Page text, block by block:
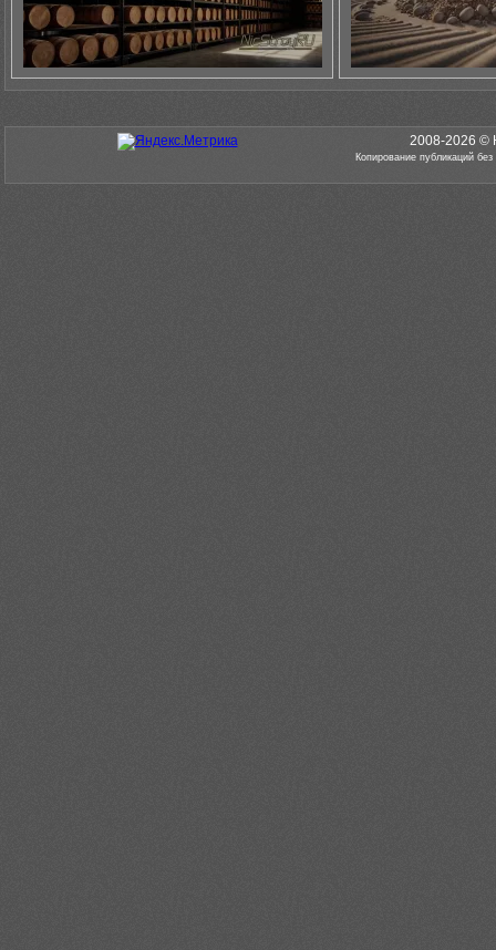
2008-2026 ©
Копирование публикаций